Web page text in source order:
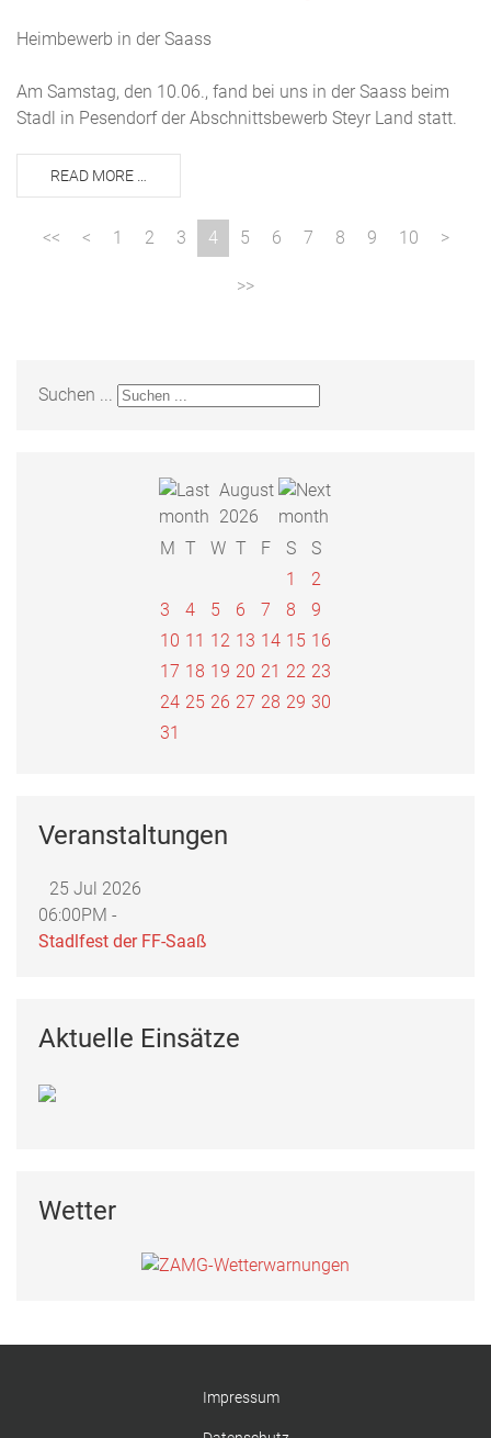
Heimbewerb in der Saass
Am Samstag, den 10.06., fand bei uns in der Saass beim
Stadl in Pesendorf der Abschnittsbewerb Steyr Land statt.
READ MORE …
1 2 3 4 5 6 7 8 9 10
Suchen ...
August
2026
M T W T F S
S
1
2
3
4 5 6 7 8
9
10 11 12 13 14 15 16
17 18 19 20 21 22 23
24 25 26 27 28 29 30
31
Veranstaltungen
25 Jul 2026
06:00PM -
Stadlfest der FF-Saaß
Aktuelle Einsätze
Wetter
Impressum